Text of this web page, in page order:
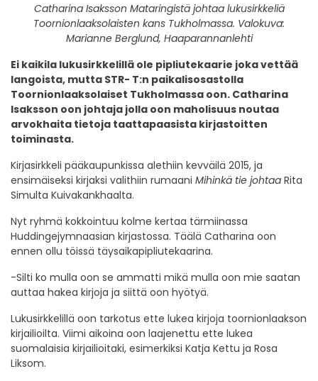
Catharina Isaksson Mataringistä johtaa lukusirkkeliä
Toornionlaaksolaisten kans Tukholmassa. Valokuva:
Marianne Berglund, Haaparannanlehti
Ei kaikila lukusirkkelillä ole pipliutekaarie joka vettää
langoista, mutta STR- T:n paikalisosastolla
Toornionlaaksolaiset Tukholmassa oon. Catharina
Isaksson oon johtaja jolla oon maholisuus noutaa
arvokhaita tietoja taattapaasista kirjastoitten
toiminasta.
Kirjasirkkeli pääkaupunkissa alethiin kevväilä 2015, ja
ensimäiseksi kirjaksi valithiin rumaani Mihinkä tie johtaa Rita
Simulta Kuivakankhaalta.
Nyt ryhmä kokkointuu kolme kertaa tärmiinassa
Huddingejymnaasian kirjastossa. Täälä Catharina oon
ennen ollu töissä täysaikapipliutekaarina.
-Silti ko mulla oon se ammatti mikä mulla oon mie saatan
auttaa hakea kirjoja ja siittä oon hyötyä.
Lukusirkkelillä oon tarkotus ette lukea kirjoja toornionlaakson
kirjailioilta. Viimi aikoina oon laajenettu ette lukea
suomalaisia kirjailioitaki, esimerkiksi Katja Kettu ja Rosa
Liksom.